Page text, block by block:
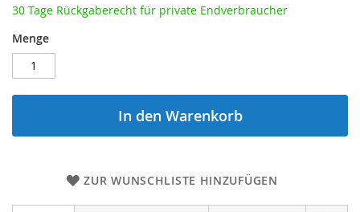
30 Tage Rückgaberecht für private Endverbraucher
Menge
In den Warenkorb
ZUR WUNSCHLISTE HINZUFÜGEN